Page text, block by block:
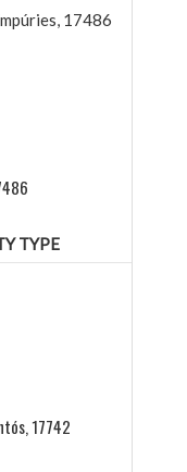
17486
TYPE
17742